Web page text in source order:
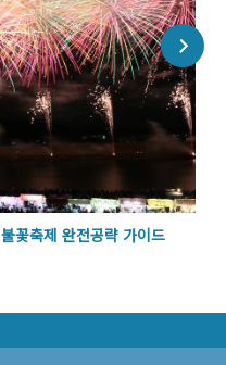
꽃축제 완전공략 가이드